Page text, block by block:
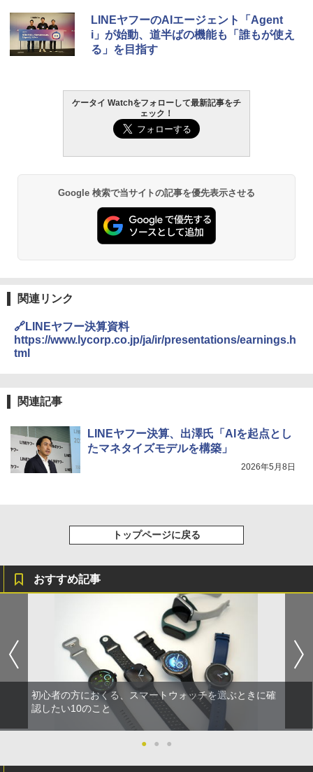
LINEヤフーのAIエージェント「Agent
i」が始動、道半ばの機能も「誰もが使え
る」を目指す
ケータイ Watchをフォローして最新記事をチ
ェック！
Google 検索で当サイトの記事を優先表示させる
関連リンク
🔗LINEヤフー決算資料
https://www.lycorp.co.jp/ja/ir/presentations/earnings.h
tml
関連記事
LINEヤフー決算、出澤氏「AIを起点とし
たマネタイズモデルを構築」
2026年5月8日
トップページに戻る
おすすめ記事
初心者の方におくる、スマートウォッチを選ぶときに確
認したい10のこと
● ● ●